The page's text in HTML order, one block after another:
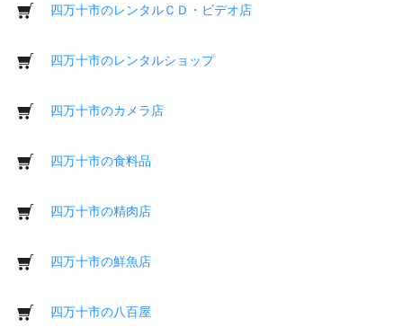
四万十市のレンタルＣＤ・ビデオ店
四万十市のレンタルショップ
四万十市のカメラ店
四万十市の食料品
四万十市の精肉店
四万十市の鮮魚店
四万十市の八百屋